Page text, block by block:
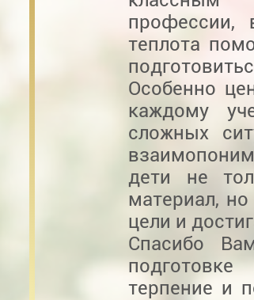
профессии,
теплота
Особенно
каждому
сложных
дети не
материал,
цели и
Спасибо
терпение и